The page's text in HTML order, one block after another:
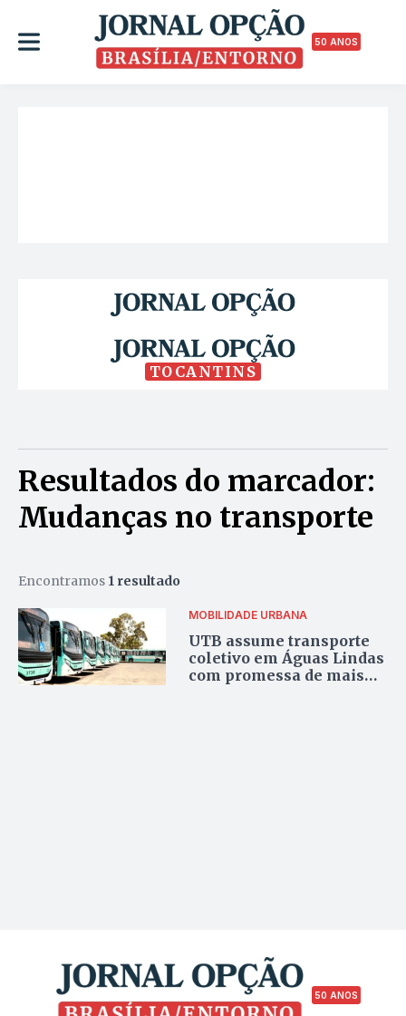
50 ANOS
TOCANTINS
Resultados do marcador:
Mudanças no transporte
Encontramos 1 resultado
MOBILIDADE URBANA
UTB assume transporte
coletivo em Águas Lindas
com promessa de mais
50 ANOS